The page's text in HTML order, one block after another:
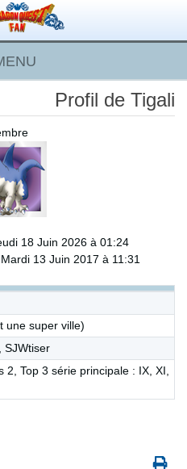
Profil de Tigali
18 Juin 2026 à 01:24
13 Juin 2017 à 11:31
une super ville)
SJWtiser
2, Top 3 série principale : IX, XI,